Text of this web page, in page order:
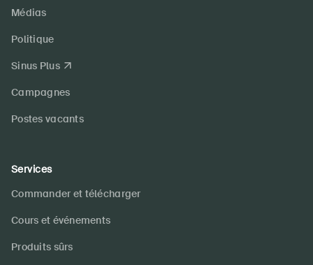
Médias
Politique
Sinus Plus
Campagnes
Postes vacants
Services
Commander et télécharger
Cours et événements
Produits sûrs